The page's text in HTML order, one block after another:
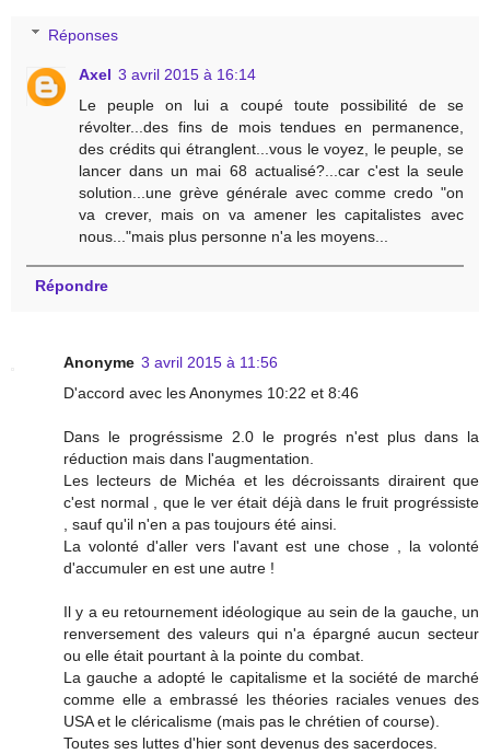
Réponses
Axel 3 avril 2015 à 16:14
Le peuple on lui a coupé toute possibilité de se
révolter...des fins de mois tendues en permanence,
des crédits qui étranglent...vous le voyez, le peuple, se
lancer dans un mai 68 actualisé?...car c'est la seule
solution...une grève générale avec comme credo "on
va crever, mais on va amener les capitalistes avec
nous..."mais plus personne n'a les moyens...
Répondre
Anonyme 3 avril 2015 à 11:56
D'accord avec les Anonymes 10:22 et 8:46
Dans le progréssisme 2.0 le progrés n'est plus dans la
réduction mais dans l'augmentation.
Les lecteurs de Michéa et les décroissants dirairent que
c'est normal , que le ver était déjà dans le fruit progréssiste
, sauf qu'il n'en a pas toujours été ainsi.
La volonté d'aller vers l'avant est une chose , la volonté
d'accumuler en est une autre !
Il y a eu retournement idéologique au sein de la gauche, un
renversement des valeurs qui n'a épargné aucun secteur
ou elle était pourtant à la pointe du combat.
La gauche a adopté le capitalisme et la société de marché
comme elle a embrassé les théories raciales venues des
USA et le cléricalisme (mais pas le chrétien of course).
Toutes ses luttes d'hier sont devenus des sacerdoces.